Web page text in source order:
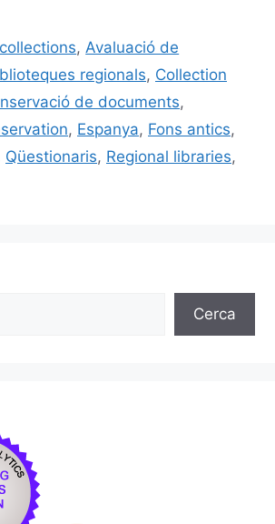
s
k
y
e
dI
n
p
ar
te
ix
,Avaluació de
regionals, Collection
de documents,
, Espanya, Fons antics,
Qüestionaris, Regional libraries,
Cerca